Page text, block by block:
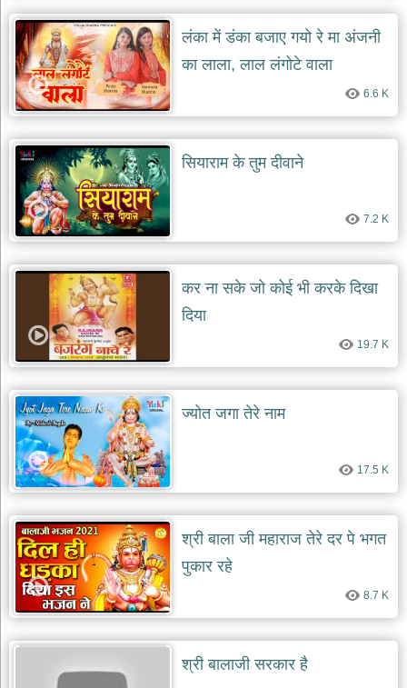
lal
dayal
bhajans
शनि
देव
भजन
dev
bhajans
आज
का
भजन
bhajan
of
day
भजन
add
bhajans
लंका में डंका बजाए गयो रे मा अंजनी
का लाला, लाल लंगोटे वाला
6.6 K
सियाराम के तुम दीवाने
7.2 K
कर ना सके जो कोई भी करके दिखा
दिया
19.7 K
ज्योत जगा तेरे नाम
17.5 K
श्री बाला जी महाराज तेरे दर पे भगत
पुकार रहे
8.7 K
श्री बालाजी सरकार है